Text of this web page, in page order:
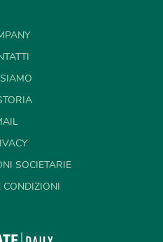
SOCIETARIE
CONDIZIONI